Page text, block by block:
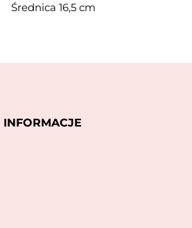
Średnica 16,5 cm
INFORMACJE